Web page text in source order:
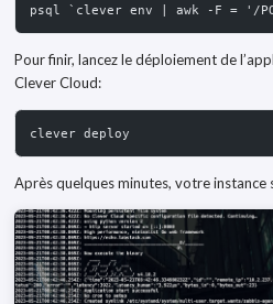
psql `clever env | awk -F = '/
Pour finir, lancez le déploiement de
Clever Cloud:
clever deploy
Après quelques minutes, votre instance